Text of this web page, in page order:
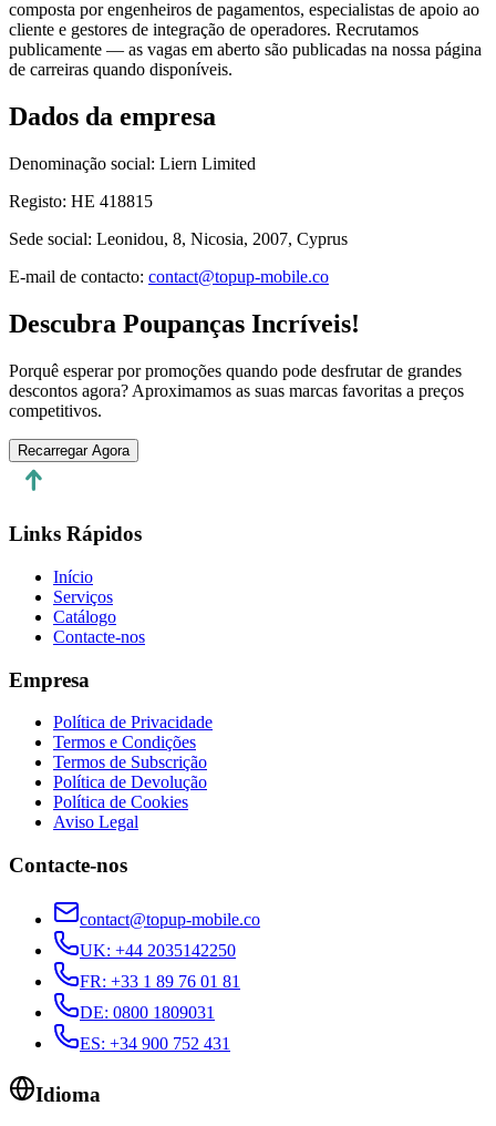
composta por engenheiros de pagamentos, especialistas de apoio ao
cliente e gestores de integração de operadores. Recrutamos
publicamente — as vagas em aberto são publicadas na nossa página
de carreiras quando disponíveis.
Dados da empresa
Denominação social: Liern Limited
Registo: HE 418815
Sede social: Leonidou, 8, Nicosia, 2007, Cyprus
E-mail de contacto: contact@topup-mobile.co
Descubra Poupanças Incríveis!
Porquê esperar por promoções quando pode desfrutar de grandes
descontos agora? Aproximamos as suas marcas favoritas a preços
competitivos.
Recarregar Agora
Links Rápidos
Início
Serviços
Catálogo
Contacte-nos
Empresa
Política de Privacidade
Termos e Condições
Termos de Subscrição
Política de Devolução
Política de Cookies
Aviso Legal
Contacte-nos
contact@topup-mobile.co
UK: +44 2035142250
FR: +33 1 89 76 01 81
DE: 0800 1809031
ES: +34 900 752 431
Idioma